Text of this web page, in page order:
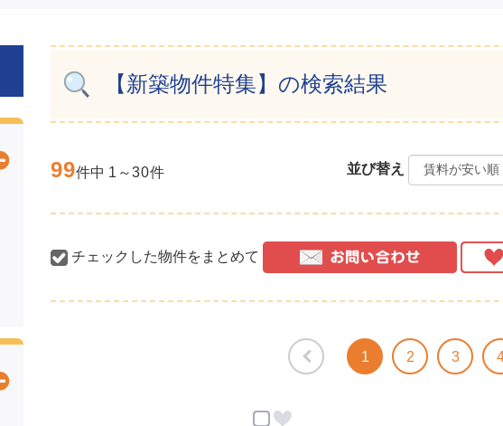
【新築物件特集】の検索結果
99件中 1 ～30件 並び替え
チェックした物件をまとめて
1 2 3